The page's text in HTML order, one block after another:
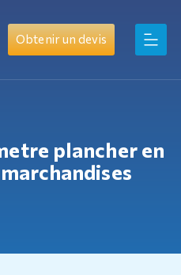
Obtenir un devis
plancher en